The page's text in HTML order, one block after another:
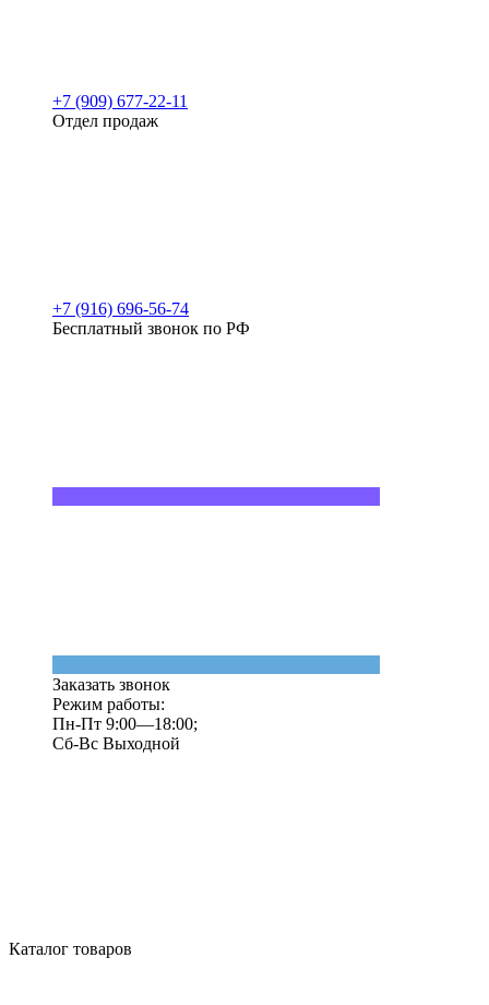
+7 (909) 677-22-11
Отдел продаж
+7 (916) 696-56-74
Бесплатный звонок по РФ
Заказать звонок
Режим работы:
Пн-Пт 9:00—18:00;
Сб-Вс Выходной
Каталог товаров